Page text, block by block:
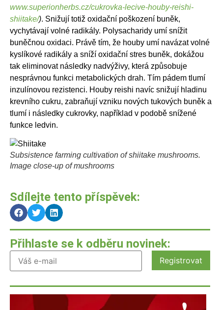
www.superionherbs.cz/cukrovka-lecive-houby-reishi-
shiitake/). Snižují totiž oxidační poškození buněk,
vychytávají volné radikály. Polysacharidy umí snížit
buněčnou oxidaci. Právě tím, že houby umí navázat volné
kyslíkové radikály a sníží oxidační stres buněk, dokážou
tak eliminovat následky nadvýživy, která způsobuje
nesprávnou funkci metabolických drah. Tím pádem tlumí
inzulínovou rezistenci. Houby reishi navíc snižují hladinu
krevního cukru, zabraňují vzniku nových tukových buněk a
tlumí i následky cukrovky, například v podobě snížené
funkce ledvin.
Subsistence farming cultivation of shiitake mushrooms.
Image close-up of mushrooms
Sdílejte tento příspěvek:
Přihlaste se k odběru novinek: